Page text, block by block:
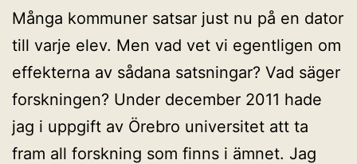
Många kommuner satsar just nu på en dator
till varje elev. Men vad vet vi egentligen om
effekterna av sådana satsningar? Vad säger
forskningen? Under december 2011 hade
jag i uppgift av Örebro universitet att ta
fram all forskning som finns i ämnet. Jag